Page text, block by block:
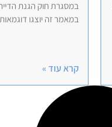
במסגרת חוק הגנת
במאמר זה יוצגו
קרא עוד »